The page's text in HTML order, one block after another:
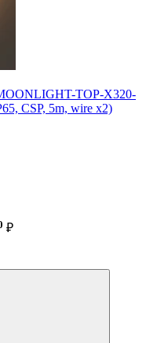
TOP-X320-
CSP, 5m, wire x2)
₽